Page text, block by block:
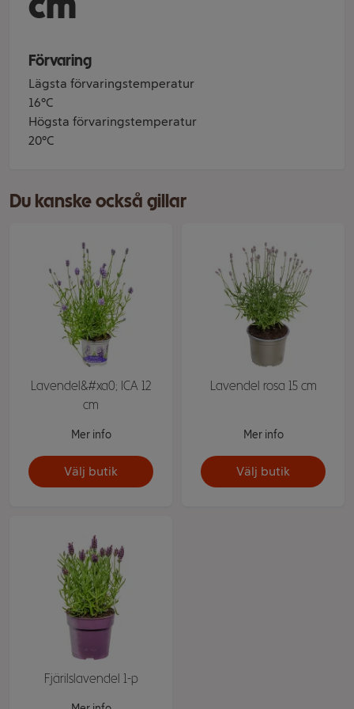
Förvaring
Lägsta förvaringstemperatur
16°C
Högsta förvaringstemperatur
20°C
Du kanske också gillar
Lavendel&#xa0; ICA 12
cm
Mer info
Välj butik
Lavendel rosa 15 cm
Mer info
Välj butik
Fjärilslavendel 1-p